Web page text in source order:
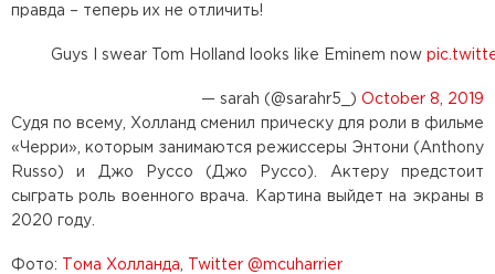
правда – теперь их не отличить!
Guys I swear Tom Holland looks like Eminem now
— sarah (@sarahr5_) October 8, 2019
Судя по всему, Холланд сменил прическу для роли в фильме
«Черри», которым занимаются режиссеры Энтони (Anthony
Russo) и Джо Руссо (Джо Руссо). Актеру предстоит
сыграть роль военного врача. Картина выйдет на экраны в
2020 году.
Фото: Тома Холланда
Twitter @mcuharrier